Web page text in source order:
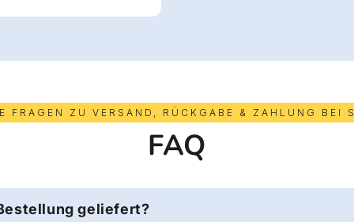
FRAGEN ZU VERSAND, RÜCKGABE & ZAHLUNG BEI
FAQ
geliefert?